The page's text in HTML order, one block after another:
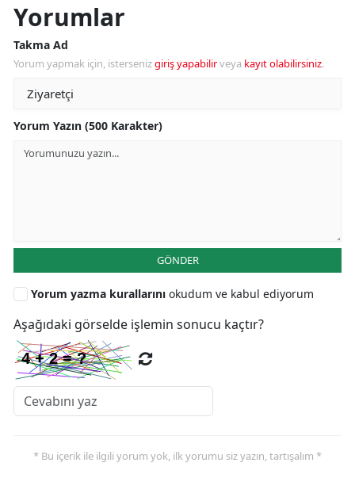
Yorumlar
Takma Ad
Yorum yapmak için, istersenizgiriş yapabilirveya kayıt olabilirsiniz.
Yorum Yazın (500 Karakter)
GÖNDER
Yorum yazma kurallarını okudum ve kabul ediyorum
Aşağıdaki görselde işlemin sonucu kaçtır?
* Bu içerik ile ilgili yorum yok, ilk yorumu siz yazın, tartışalım *